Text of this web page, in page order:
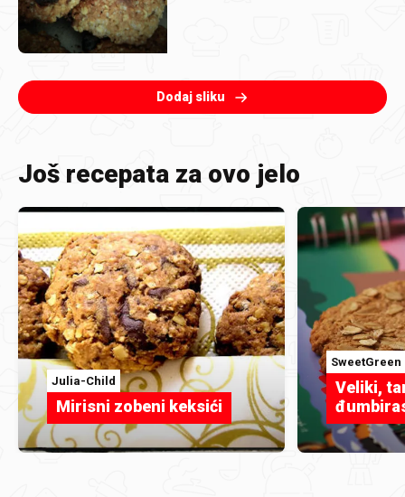
Dodaj sliku
Još recepata za ovo jelo
Julia-Child
Mirisni zobeni keksići
SweetGreen
Veliki,